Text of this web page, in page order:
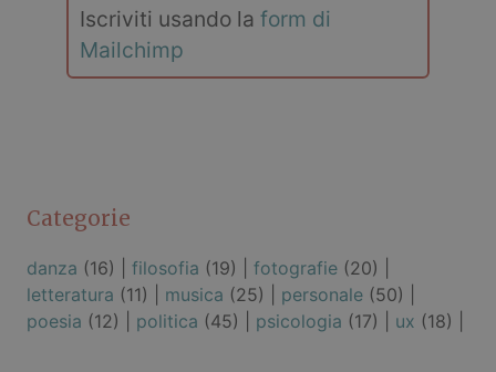
Iscriviti usando la form di
Mailchimp
Categorie
danza (16) | filosofia (19) | fotografie (20) |
letteratura (11) | musica (25) | personale (50) |
poesia (12) | politica (45) | psicologia (17) | ux (18) |